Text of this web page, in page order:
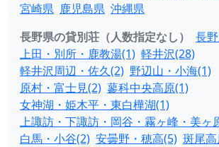
宮崎県 鹿児島県 沖縄県
長野県の貸別荘（人数指定なし）
長
上田・別所・鹿教湯(1) 軽井沢(28)
軽井沢周辺・佐久(2) 野辺山・小海(1)
原村・富士見(2) 蓼科中央高原(1)
女神湖・姫木平・東白樺湖(1)
上諏訪・下諏訪・岡谷・霧ヶ峰・美ヶ
白馬・小谷(2) 安曇野・穂高(5) 斑尾